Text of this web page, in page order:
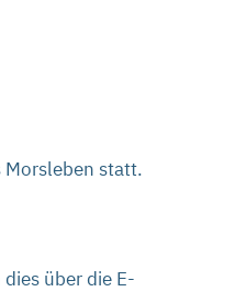
statt.
über die E-